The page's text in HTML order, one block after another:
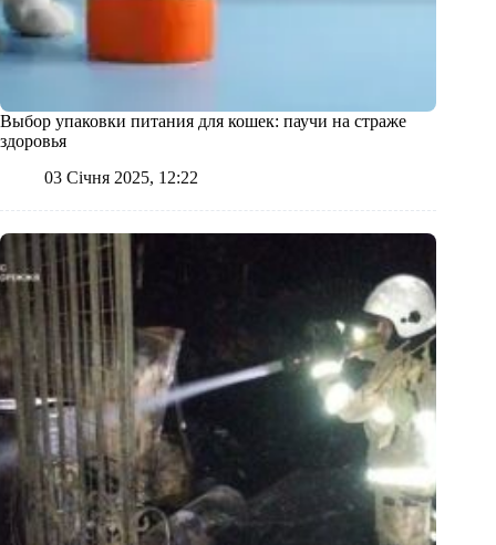
Выбор упаковки питания для кошек: паучи на страже
здоровья
03 Січня 2025, 12:22